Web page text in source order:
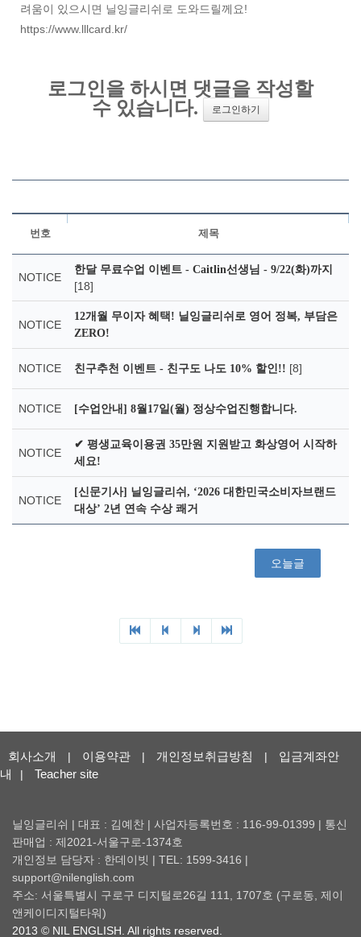
려움이 있으시면 닐잉글리쉬로 도와드릴께요!
https://www.lllcard.kr/
회사소개 | 이용약관 | 개인정보취급방침 |
입금계좌안
내
| Teacher site
닐잉글리쉬 | 대표 : 김예찬 | 사업자등록번호 : 116-99-01399 | 통신
판매업 : 제2021-서울구로-1374호
개인정보 담당자 : 한데이빗 | TEL: 1599-3416 |
support@nilenglish.com
주소: 서울특별시 구로구 디지털로26길 111, 1707호 (구로동, 제이
앤케이디지털타워)
2013 © NIL ENGLISH. All rights reserved.